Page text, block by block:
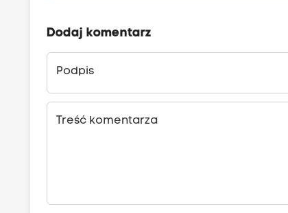
Dodaj komentarz
Podpis
Treść komentarza